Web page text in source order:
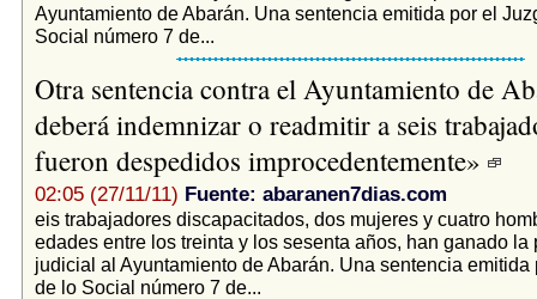
Ayuntamiento de Abarán. Una sentencia emitida por el
Social número 7 de...
Otra sentencia contra el Ayuntamiento de
deberá indemnizar o readmitir a seis
fueron despedidos improcedentemente»
02:05 (27/11/11) Fuente: abaranen7dias.com
eis trabajadores discapacitados, dos mujeres y cuatro
edades entre los treinta y los sesenta años, han ganado la
judicial al Ayuntamiento de Abarán. Una sentencia emitida
de lo Social número 7 de...